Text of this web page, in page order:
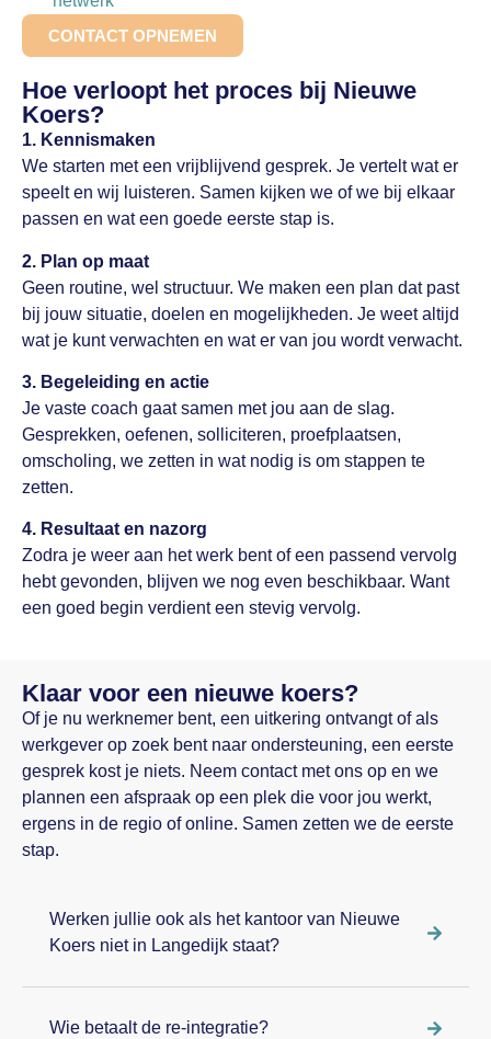
CONTACT OPNEMEN
Hoe verloopt het proces bij Nieuwe
Koers?
1. Kennismaken
We starten met een vrijblijvend gesprek. Je vertelt wat er
speelt en wij luisteren. Samen kijken we of we bij elkaar
passen en wat een goede eerste stap is.
2. Plan op maat
Geen routine, wel structuur. We maken een plan dat past
bij jouw situatie, doelen en mogelijkheden. Je weet altijd
wat je kunt verwachten en wat er van jou wordt verwacht.
3. Begeleiding en actie
Je vaste coach gaat samen met jou aan de slag.
Gesprekken, oefenen, solliciteren, proefplaatsen,
omscholing, we zetten in wat nodig is om stappen te
zetten.
4. Resultaat en nazorg
Zodra je weer aan het werk bent of een passend vervolg
hebt gevonden, blijven we nog even beschikbaar. Want
een goed begin verdient een stevig vervolg.
Klaar voor een nieuwe koers?
Of je nu werknemer bent, een uitkering ontvangt of als
werkgever op zoek bent naar ondersteuning, een eerste
gesprek kost je niets. Neem contact met ons op en we
plannen een afspraak op een plek die voor jou werkt,
ergens in de regio of online. Samen zetten we de eerste
stap.
Werken jullie ook als het kantoor van Nieuwe
Koers niet in Langedijk staat?
Wie betaalt de re-integratie?